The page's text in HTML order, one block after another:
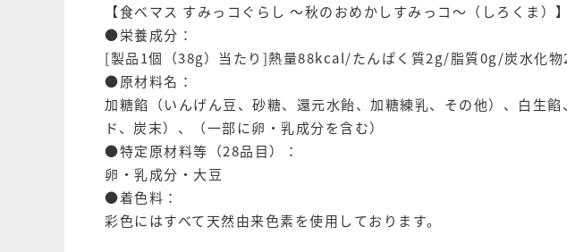
【食べマス すみっコぐらし ～秋のおめかしすみっコ～（しろくま）】
●栄養成分：
[製品1個（38g）当たり]熱量88kcal/たんぱく質2g/脂質0g/炭水化
●原材料名：
加糖餡（いんげん豆、砂糖、還元水飴、加糖練乳、その他）、白生
ド、炭末）、（一部に卵・乳成分を含む）
●特定原材料等（28品目）：
卵・乳成分・大豆
●着色料：
彩色にはすべて天然由来色素を使用しております。